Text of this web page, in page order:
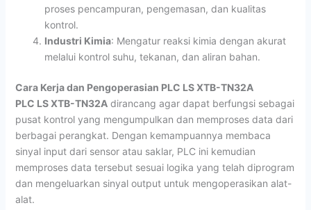
proses pencampuran, pengemasan, dan kualitas
kontrol.
Industri Kimia: Mengatur reaksi kimia dengan akurat
melalui kontrol suhu, tekanan, dan aliran bahan.
Cara Kerja dan Pengoperasian PLC LS XTB-TN32A
PLC LS XTB-TN32Adirancang agar dapat berfungsi sebagai
pusat kontrol yang mengumpulkan dan memproses data dari
berbagai perangkat. Dengan kemampuannya membaca
sinyal input dari sensor atau saklar, PLC ini kemudian
memproses data tersebut sesuai logika yang telah diprogram
dan mengeluarkan sinyal output untuk mengoperasikan alat-
alat.